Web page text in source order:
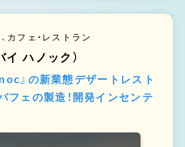
カフェ・レストラン
ハノック）
』の新業態デザートレスト
フェの製造！開発インセンテ